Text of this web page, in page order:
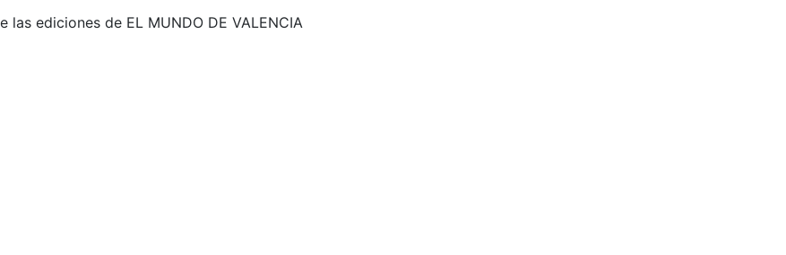
ediciones de EL MUNDO DE VALENCIA